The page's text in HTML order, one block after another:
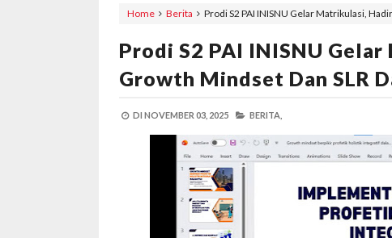
Home Berita Prodi S2 PAI INISNU Gelar Matrikulasi,
Prodi S2 PAI INISNU
Growth Mindset Dan SLR
DI NOVEMBER 03, 2025 BERITA,